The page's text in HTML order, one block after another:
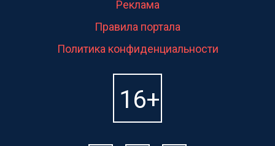
Реклама
Правила портала
Политика конфиденциальности